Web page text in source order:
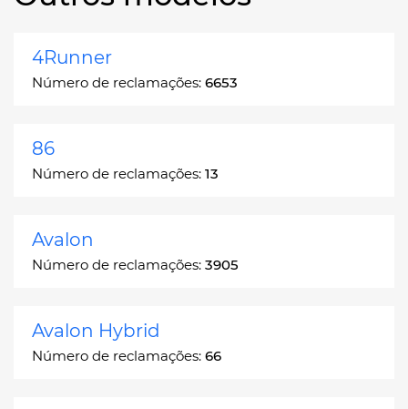
4Runner
Número de reclamações: 6653
86
Número de reclamações: 13
Avalon
Número de reclamações: 3905
Avalon Hybrid
Número de reclamações: 66